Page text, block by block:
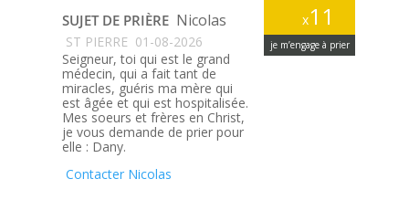
x11
je m’engage à prier
SUJET DE PRIÈRE Nicolas
ST PIERRE 01-08-2026
Seigneur, toi qui est le grand
médecin, qui a fait tant de
miracles, guéris ma mère qui
est âgée et qui est hospitalisée.
Mes soeurs et frères en Christ,
je vous demande de prier pour
elle : Dany.
Contacter Nicolas